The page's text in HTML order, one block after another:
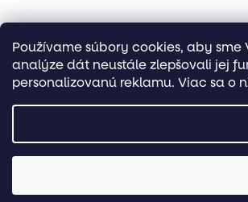
Používame súbory cookies, aby
analýze dát neustále zlepšovali jej
personalizovanú reklamu. Viac sa o